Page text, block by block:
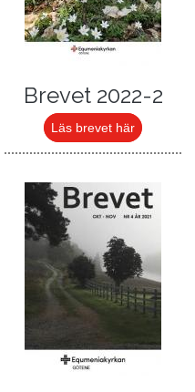
Brevet 2022-2
Läs brevet här